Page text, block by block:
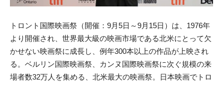
トロント国際映画祭（開催：9月5日～9月15日）は、1976年
より開催され、世界最大級の映画市場である北米にとって欠
かせない映画祭に成長し、例年300本以上の作品が上映され
る。ベルリン国際映画祭、カンヌ国際映画祭に次ぐ規模の来
場者数32万人を集める、北米最大の映画祭。日本映画でトロ